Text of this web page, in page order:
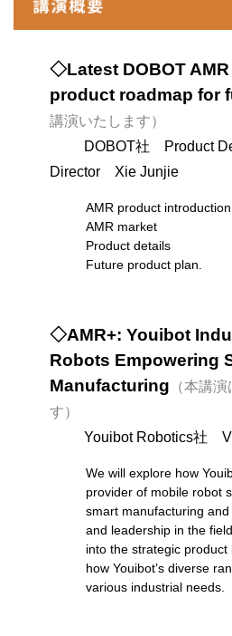
◇Latest DOBOT
product roadmap for
講演いたします）
DOBOT社 Product
Director Xie Junjie
AMR product
AMR market
Product details
Future product plan.
◇AMR+: Youibot
Robots Empowering
Manufacturing （本講
す）
Youibot Robotics社
We will explore how
provider of mobile robot
smart manufacturing
and leadership in the
into the strategic
how Youibot’s diverse
various industrial needs.